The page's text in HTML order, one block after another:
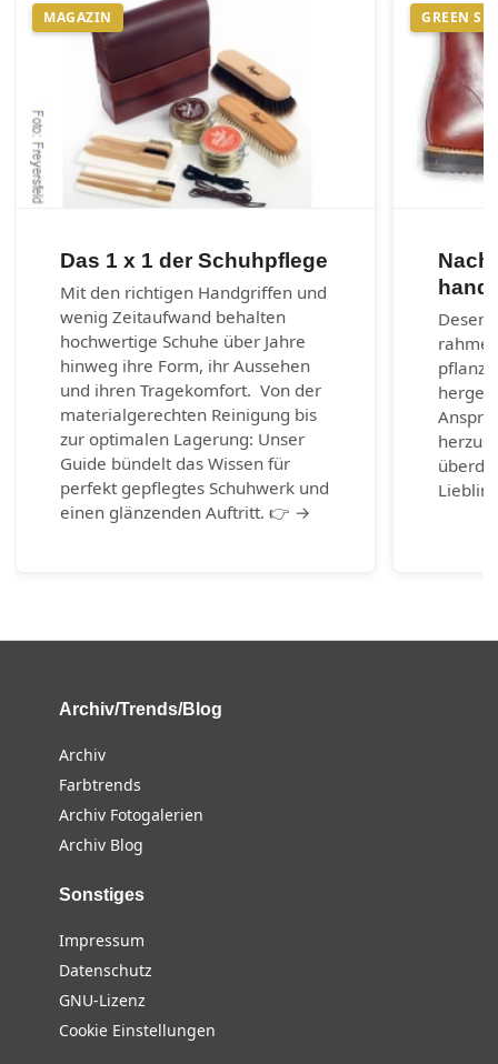
MAGAZIN
Das 1 x 1 der Schuhpflege
Mit den richtigen Handgriffen und
wenig Zeitaufwand behalten
hochwertige Schuhe über Jahre
hinweg ihre Form, ihr Aussehen
und ihren Tragekomfort. Von der
materialgerechten Reinigung bis
zur optimalen Lagerung: Unser
Guide bündelt das Wissen für
perfekt gepflegtes Schuhwerk und
einen glänzenden Auftritt. 👉 →
GREEN
Archiv/Trends/Blog
Archiv
Farbtrends
Archiv Fotogalerien
Archiv Blog
Sonstiges
Impressum
Datenschutz
GNU-Lizenz
Cookie Einstellungen